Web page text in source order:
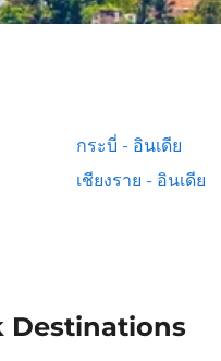
กระบี่ - อินเดีย
เชียงราย - อินเดีย
Destinations